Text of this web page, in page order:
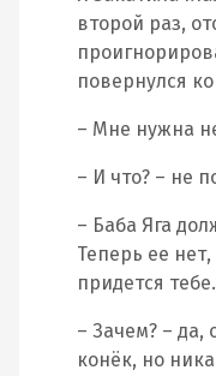
второй раз,
повернулся
– Мне нужна
– И что? – не
– Баба Яга
Теперь ее нет,
придется тебе.
– Зачем? – да,
конёк, но